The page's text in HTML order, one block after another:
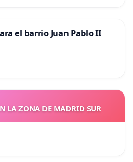
el barrio Juan Pablo II
LA ZONA DE MADRID SUR